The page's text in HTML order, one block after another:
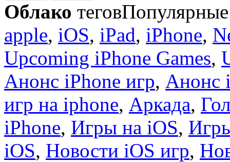
Облако теговПопулярные
apple, iOS, iPad, iPhone,
Upcoming iPhone Games,
Анонс iPhone игр, Анонс
игр на iphone, Аркада,
iPhone, Игры на iOS,
iOS, Новости iOS игр,